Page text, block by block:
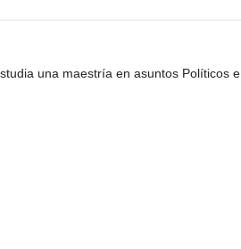
una maestría en asuntos Políticos e